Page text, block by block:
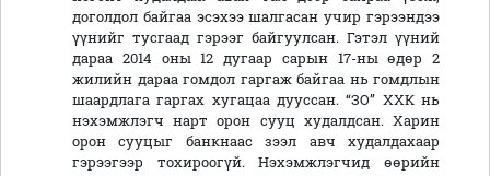
доголдол байгаа эсэхээ шалгасан учир гэрээндээ
үүнийг тусгаад гэрээг байгуулсан. Гэтэл үүний
дараа 2014 оны 12 дугаар сарын 17-ны өдөр 2
жилийн дараа гомдол гаргаж байгаа нь гомдлын
шаардлага гаргах хугацаа дууссан. “ЗО” ХХК нь
нэхэмжлэгч нарт орон сууц худалдсан. Харин
орон сууцыг банкнаас зээл авч худалдахаар
гэрээгээр тохироогүй. Нэхэмжлэгчид өөрийн